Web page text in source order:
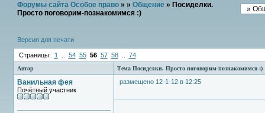
Форумы сайта Особое право» » Общение» Посиделки.
Просто поговорим-познакомимся :)
Версия для печати
Страницы: 1 54 55 56 57 58.. 74
Автор Тема Посиделки. Просто поговорим-познакомимся :)
Ванильная фея
Почётный участник
размещено 12-1-12 в 12:25